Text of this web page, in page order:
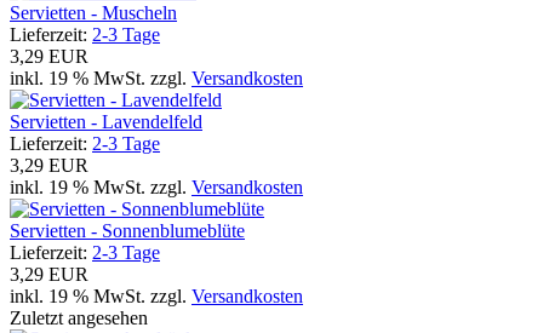
Servietten - Muscheln
Lieferzeit: 2-3 Tage
3,29 EUR
inkl. 19 % MwSt. zzgl. Versandkosten
Servietten - Lavendelfeld
Lieferzeit: 2-3 Tage
3,29 EUR
inkl. 19 % MwSt. zzgl. Versandkosten
Servietten - Sonnenblumeblüte
Lieferzeit: 2-3 Tage
3,29 EUR
inkl. 19 % MwSt. zzgl. Versandkosten
Zuletzt angesehen